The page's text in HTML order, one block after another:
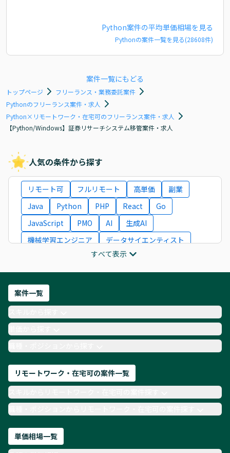
Python案件の平均単価相場を見る
Pythonの案件一覧を見る(28608件)
案件一覧にもどる
トップページ
フリーランス・業務委託案件
Pythonのフリーランス案件・求人
Python×リモートワーク・在宅可のフリーランス案件・求人
【Python/Windows】証券リサーチシステム移管案件・求人
人気の条件から探す
リモート可 フルリモート 高単価
副業
Java
Python PHP React
Go
JavaScript
PMO AI
生成AI
機械学習エンジニア
データサイエンティスト
ITコンサルタント
フロントエンドエンジニア
ネットワークエンジニア
AIエンジニア
Webデザイナー
月収100万円 業務委託
COBOL
Ruby
TypeScript
Laravel AWS
すべて表示
案件一覧
単価から探す
職種・ポジションから探す
リモートワーク・在宅可の案件一覧
職種・ポジションからリモートワーク・在宅可の案件探す
単価相場一覧